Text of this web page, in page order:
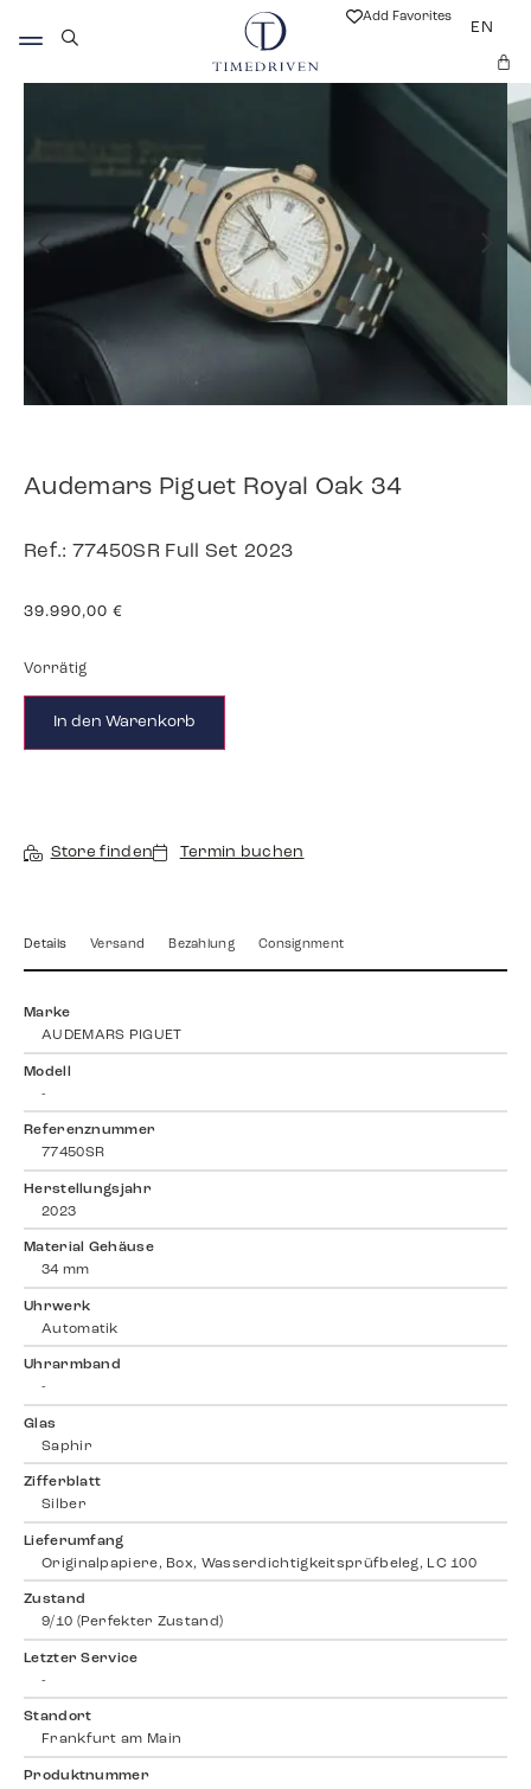
Add Favorites
EN
Audemars Piguet Royal Oak 34
Ref.: 77450SR Full Set 2023
39.990,00 €
Vorrätig
In den Warenkorb
Store finden Termin buchen
Details Versand Bezahlung Consignment
Marke
AUDEMARS PIGUET
Modell
-
Referenznummer
77450SR
Herstellungsjahr
2023
Material Gehäuse
34 mm
Uhrwerk
Automatik
Uhrarmband
-
Glas
Saphir
Zifferblatt
Silber
Lieferumfang
Originalpapiere, Box, Wasserdichtigkeitsprüfbeleg, LC 100
Zustand
9/10 (Perfekter Zustand)
Letzter Service
-
Standort
Frankfurt am Main
Produktnummer